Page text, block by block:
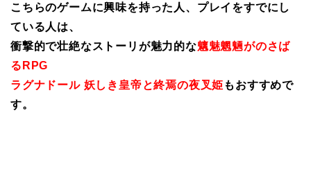
こちらのゲームに興味を持った人、プレイをすでにし
ている人は、
衝撃的で壮絶なストーリが魅力的な魑魅魍魎がのさば
るRPG
ラグナドール 妖しき皇帝と終焉の夜叉姫 もおすすめで
す。